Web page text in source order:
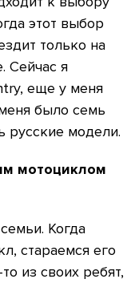
этот выбор
только на
Сейчас я
еще у меня
было семь
русские модели.
мотоциклом
Когда
стараемся его
из своих ребят,